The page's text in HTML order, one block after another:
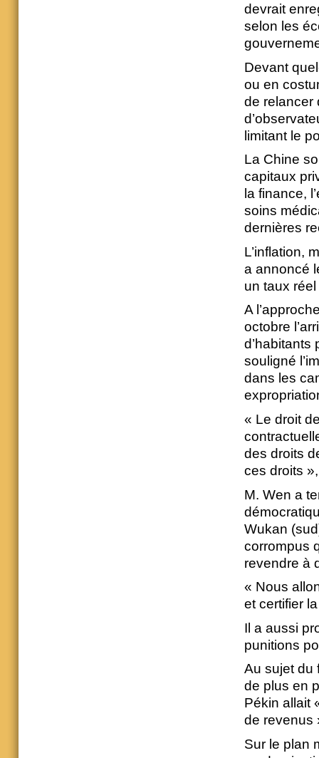
devrait
selon les
Devant
ou en
de relancer
limitant le
La Chine
capitaux
la finance,
soins
dernières
L’inflation,
a annoncé
un taux réel
A
octobre
d’habitants
souligné
dans les
« Le droit
des droits
ces droits
M. Wen a
Wukan
corrompus
revendre à
« Nous
et certifier
Il a aussi
punitions
Au sujet du
de plus en
Pékin allait
de revenus
Sur le plan